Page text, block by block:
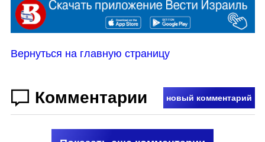
Вернуться на главную страницу
Комментарии новый комментарий